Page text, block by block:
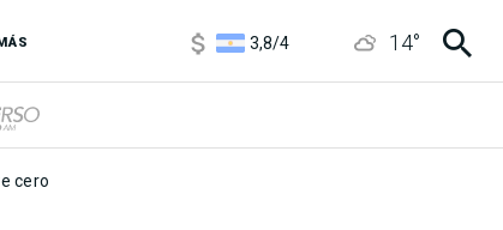
3,8/4
14°
cero